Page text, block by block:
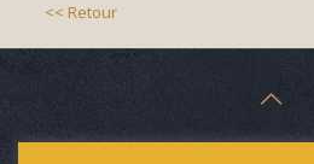
<< Retour